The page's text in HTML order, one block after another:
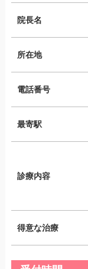
院長名
所在地
電話番号
最寄駅
診療内容
得意な治療